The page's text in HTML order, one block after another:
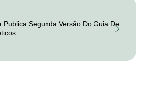
Publica Segunda Versão Do Guia De